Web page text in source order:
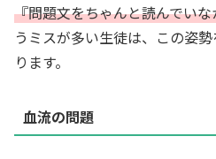
『問題文をちゃんと読んでい
うミスが多い生徒は、この姿
ります。
血流の問題